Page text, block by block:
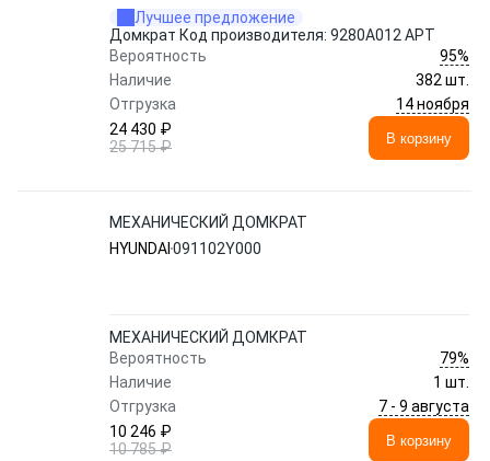
Лучшее предложение
Домкрат Код производителя: 9280A012 АРТ
Вероятность
95%
Наличие
382 шт.
Отгрузка
14 ноября
24 430 ₽
25 715 ₽
В корзину
МЕХАНИЧЕСКИЙ ДОМКРАТ
HYUNDAI 091102Y000
МЕХАНИЧЕСКИЙ ДОМКРАТ
Вероятность
79%
Наличие
1 шт.
Отгрузка
7 - 9 августа
10 246 ₽
10 785 ₽
В корзину